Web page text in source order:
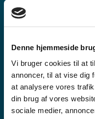
Denne hjemmeside
Vi bruger cookies til at
annoncer, til at vise dig
at analysere vores
din brug af vores
sociale medier,
En gratis